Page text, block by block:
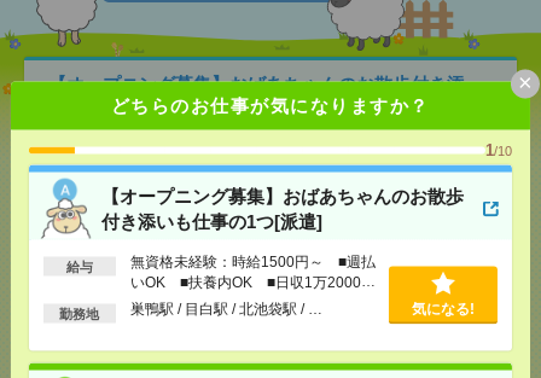
どちらのお仕事が気になりますか？
1/10
【オープニング募集】おばあちゃんのお散歩
付き添いも仕事の1つ[派遣]
給与
無資格未経験：時給1500円～ ■週払
いOK ■扶養内OK ■日収1万2000円
以上
勤務地 巣鴨駅 / 目白駅 / 北池袋駅 / … 気になる!
×
【オープニング募集】おばあちゃんのお散歩付き添
いも仕事の1つ[派遣]
[給 与]無資格未経験：時給1500円～ ■週払い
OK ■扶養内OK ■日収1万2000円以上
[交通費]
交通費全額支給
[勤務地]
巣鴨駅/目白駅/北池袋駅/…
気になる！
【在宅勤務OK】時給3000円！10～16時＊残業ほぼな
し▼新日本橋で一般事務[派遣]
[給 与]時給3000円 月収例 30万円 時給3000円×
実働5h×週5日×4週 ※月収例を保証するものではあ